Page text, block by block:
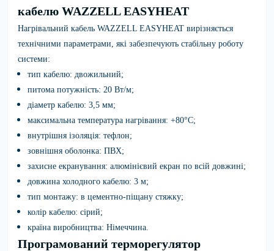
кабелю WAZZELL EASYHEAT
Нагрівальний кабель WAZZELL EASYHEAT вирізняється
технічними параметрами, які забезпечують стабільну роботу
системи:
тип кабелю: двожильний;
питома потужність: 20 Вт/м;
діаметр кабелю: 3,5 мм;
максимальна температура нагрівання: +80°C;
внутрішня ізоляція: тефлон;
зовнішня оболонка: ПВХ;
захисне екранування: алюмінієвий екран по всій довжині;
довжина холодного кабелю: 3 м;
тип монтажу: в цементно-піщану стяжку;
колір кабелю: сірий;
країна виробництва: Німеччина.
Програмований терморегулятор